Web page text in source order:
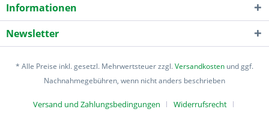
Informationen
Newsletter
* Alle Preise inkl. gesetzl. Mehrwertsteuer zzgl.Versandkosten und ggf.
Nachnahmegebühren, wenn nicht anders beschrieben
Versand und Zahlungsbedingungen Widerrufsrecht